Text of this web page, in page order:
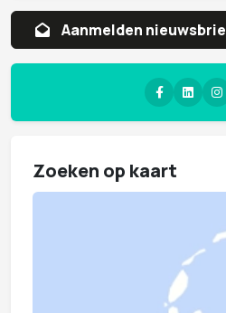
Aanvragen whitepaper
Zoeken op kaart